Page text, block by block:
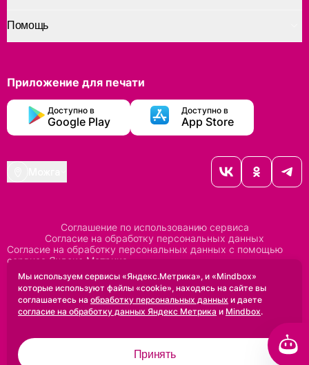
Помощь
Приложение для печати
Доступно в
Google Play
Доступно в
App Store
2005-2026 ©
Дизайн сделан вUprock
Соглашение по использованию сервиса
Согласие на обработку персональных данных
Согласие на обработку персональных данных с помощью
сервиса Яндекс Метрика
Согласие на обработку персональных данных с помощью
сервиса Mindbox
Положение по обработке персональных данных
Политика конфиденциальностиДоговор оферты
Мы используем сервисы «Яндекс.Метрика», и «Mindbox»
которые используют файлы «cookie», находясь на сайте вы
соглашаетесь на обработку персональных данных и даете
согласие на обработку данных Яндекс Метрика и Mindbox.
Принять